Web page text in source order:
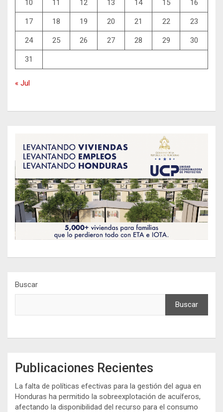
10 11 12 13 14 15 16
17 18 19 20 21 22 23
24 25 26 27 28 29 30
31
« Jul
Buscar
Buscar
Publicaciones Recientes
La falta de políticas efectivas para la gestión del agua en
Honduras ha permitido la sobreexplotación de acuíferos,
afectando la disponibilidad del recurso para el consumo